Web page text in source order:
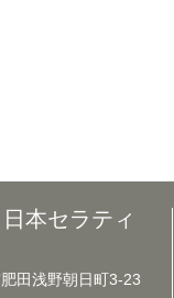
本セラティ
田浅野朝日町3-23